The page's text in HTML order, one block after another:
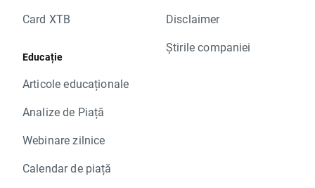
Card XTB
Educație
Articole educaționale
Analize de Piață
Webinare zilnice
Calendar de piață
Disclaimer
Știrile companiei